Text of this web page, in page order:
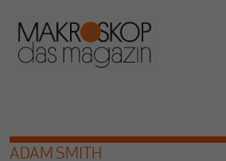
ADAM SMITH